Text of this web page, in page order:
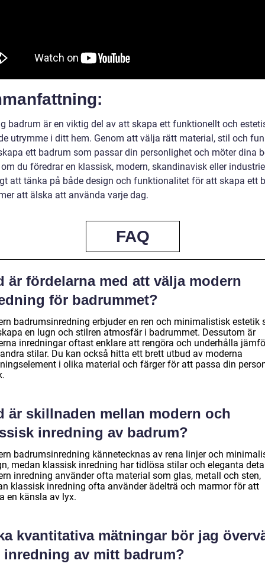
badrum är en viktig del av att skapa ett funktionellt och
utrymme i ditt hem. Genom att välja rätt material, stil och
ett badrum som passar din personlighet och möter dina
du föredrar en klassisk, modern, skandinavisk eller
att tänka på både design och funktionalitet för att skapa ett
att älska att använda varje dag.
FAQ
är fördelarna med att välja modern
för badrummet?
badrumsinredning erbjuder en ren och minimalistisk estetik
en lugn och stilren atmosfär i badrummet. Dessutom är
inredningar oftast enklare att rengöra och underhålla
stilar. Du kan också hitta ett brett utbud av moderna
i olika material och färger för att passa din
är skillnaden mellan modern och
inredning av badrum?
badrumsinredning kännetecknas av rena linjer och
medan klassisk inredning har tidlösa stilar och eleganta
inredning använder ofta material som glas, metall och sten,
klassisk inredning ofta använder ädelträ och marmor för att
en känsla av lyx.
kvantitativa mätningar bör jag
inredning av mitt badrum?